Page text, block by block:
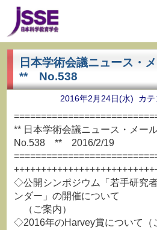
日本学術会議ニュース・
** No.538
2016年2月24日(水) カテ
** 日本学術会議ニュース・メ
No.538 ** 2016/2/19
◇公開シンポジウム「若手研究
ンダー」の開催について
（ご案内）
◇2016年のHarvey賞について（